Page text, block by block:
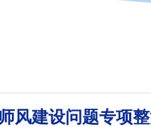
风建设问题专项